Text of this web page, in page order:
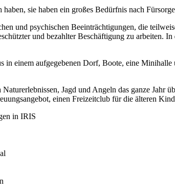
sie haben ein großes Bedürfnis nach
und psychischen Beeinträchtigungen, die
und bezahlter Beschäftigung zu arbeiten.
in einem aufgegebenen Dorf, Boote, eine
Jagd und Angeln das ganze Jahr
einen Freizeitclub für die älteren
in IRIS